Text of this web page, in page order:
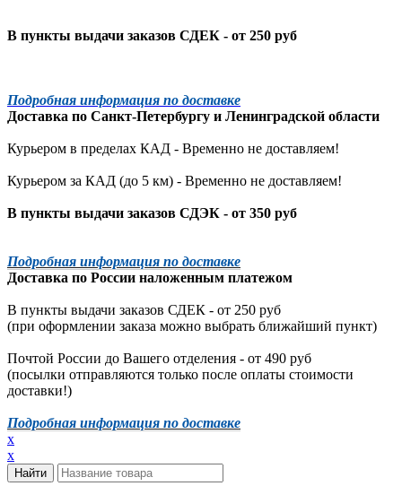
В пункты выдачи заказов СДЕК - от 250 руб
Подробная информация по доставке
Доставка по Санкт-Петербургу и Ленинградской области
Курьером в пределах КАД - Временно не доставляем!
Курьером за КАД (до 5 км) - Временно не доставляем!
В пункты выдачи заказов СДЭК - от 350 руб
Подробная информация по доставке
Доставка по России наложенным платежом
В пункты выдачи заказов СДЕК - от 250 руб
(при оформлении заказа можно выбрать ближайший пункт)
Почтой России до Вашего отделения - от 490 руб
(посылки отправляются только после оплаты стоимости
доставки!)
Подробная информация по доставке
x
x